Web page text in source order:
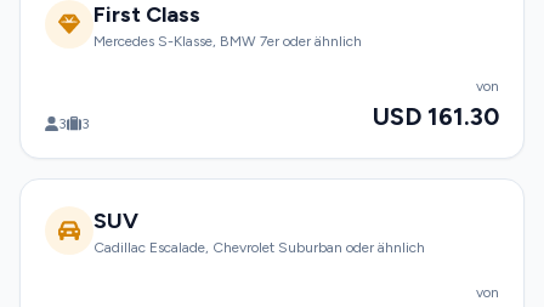
First Class
Mercedes S-Klasse, BMW 7er oder ähnlich
3 3
von
USD 161.30
SUV
Cadillac Escalade, Chevrolet Suburban oder ähnlich
von